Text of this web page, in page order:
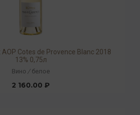
Cotes de Provence Blanc 2018
13% 0,75л
Вино / белое
2 160.00 ₽